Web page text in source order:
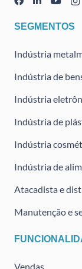
SEGMENTOS
Indústria
Indústria de
Indústria
Indústria de
Indústria
Indústria de
Atacadista e
Manutenção e
Vendas